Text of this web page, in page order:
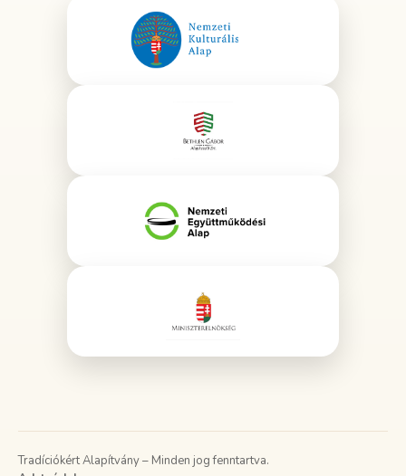
Tradíciókért Alapítvány – Minden jog fenntartva.